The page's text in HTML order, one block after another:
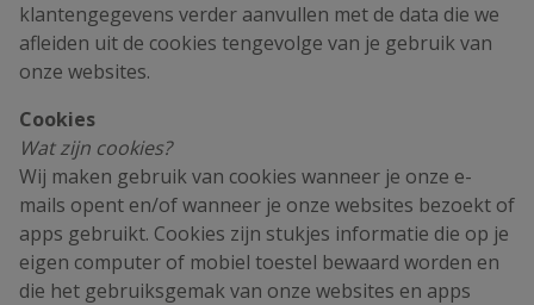
klantengegevens verder aanvullen met de data die we
afleiden uit de cookies tengevolge van je gebruik van
onze websites.
Cookies
Wat zijn cookies?
Wij maken gebruik van cookies wanneer je onze e-
mails opent en/of wanneer je onze websites bezoekt of
apps gebruikt. Cookies zijn stukjes informatie die op je
eigen computer of mobiel toestel bewaard worden en
die het gebruiksgemak van onze websites en apps